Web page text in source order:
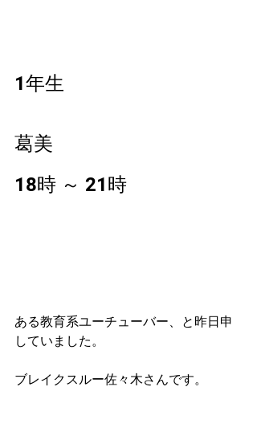
1年生
葛美
18時 ～ 21時
ある教育系ユーチューバー、と昨日申
していました。
ブレイクスルー佐々木さんです。